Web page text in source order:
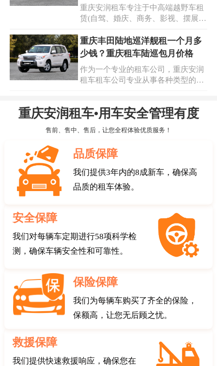
步被一寸寸探知，这种体验一定令人
难忘。
重庆安润租车专注于中高端越野车租
赁(自驾、婚庆、商务、影视、摆展
小时免费送车上门、百万车险、异地
还车、道路救援、私人管家、维修保
车、越野车租赁、旅游租车陆巡、霸
道、汉兰达、奔驰g63、坦克300、路
更多的选择和便利。无论是传统还是
新兴的服务方式，都能满足不同人群
的需求，让旅行更加难忘和精彩。
重庆丰田陆地巡洋舰租一个月多
少钱？重庆租车陆巡包月价格
作为一个专业的租车公司，重庆安润
租车租车公司专业从事各种类型的车
车以及重庆越野汽车租赁等。同时，
求。重庆丰田陆地巡洋舰租一个月多
下：
重庆安润租车•用车安全管理有度
售前、售中、售后，让您全程体验优质服务！
品质保障
我们提供3年内的8成新车，确保高
品质的租车体验。
安全保障
我们对每辆车定期进行58项科学检
测，确保车辆安全性和可靠性。
保险保障
我们为每辆车购买了齐全的保险，
保额高，让您无后顾之忧。
救援保障
我们提供快速救援响应，确保您在